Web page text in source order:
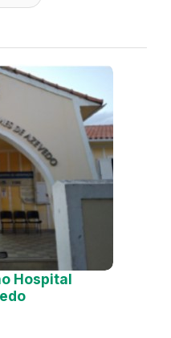
Hospital